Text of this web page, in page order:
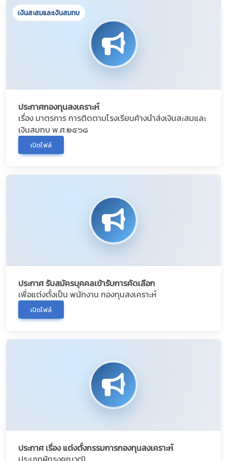
เงินสะสมและเงินสมทบ
ประกาศกองทุนสงเคราะห์
เรื่อง มาตรการ การติดตามโรงเรียนค้างนำส่งเงินสะสมและ
เงินสมทบ พ.ศ.๒๕๖๘
เปิดไฟล์
ประกาศ รับสมัครบุคคลเข้ารับการคัดเลือก
เพื่อแต่งตั้งเป็น พนักงาน กองทุนสงเคราะห์
เปิดไฟล์
ประกาศ เรื่อง แต่งตั้งกรรมการกองทุนสงเคราะห์